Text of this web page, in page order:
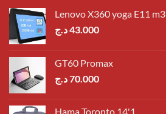
Lenovo X360 yoga E11 m3
43.000د.ج
GT60 Promax
70.000د.ج
Hama Toronto 14'1